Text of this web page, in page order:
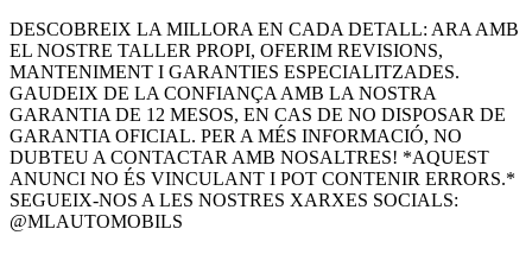
DESCOBREIX LA MILLORA EN CADA DETALL: ARA AMB
EL NOSTRE TALLER PROPI, OFERIM REVISIONS,
MANTENIMENT I GARANTIES ESPECIALITZADES.
GAUDEIX DE LA CONFIANÇA AMB LA NOSTRA
GARANTIA DE 12 MESOS, EN CAS DE NO DISPOSAR DE
GARANTIA OFICIAL. PER A MÉS INFORMACIÓ, NO
DUBTEU A CONTACTAR AMB NOSALTRES! *AQUEST
ANUNCI NO ÉS VINCULANT I POT CONTENIR ERRORS.*
SEGUEIX-NOS A LES NOSTRES XARXES SOCIALS:
@MLAUTOMOBILS